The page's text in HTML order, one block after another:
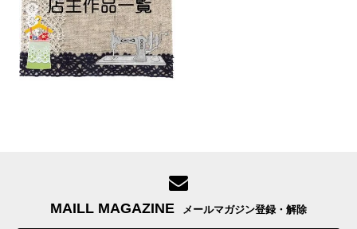
MAILL MAGAZINE メールマガジン登録・解除